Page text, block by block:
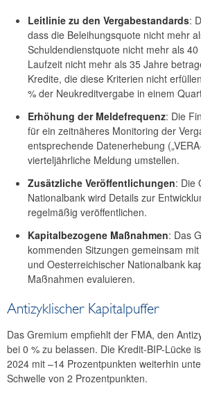
2021
2020
2019
2018
2017
2016
2015
2014
Risikohinweise und Empfehlungen
Strategie
Jahresberichte
Sitzungen
Leitlinie zu den Vergabestandards:
dass die Beleihungsquote nicht mehr
Schuldendienstquote nicht mehr als
Laufzeit nicht mehr als 35 Jahre
Kredite, die diese Kriterien nicht
% der Neukreditvergabe in einem
Erhöhung der Meldefrequenz: Die
für ein zeitnäheres Monitoring der
entsprechende Datenerhebung
vierteljährliche Meldung umstellen.
Zusätzliche Veröffentlichungen: Die
Nationalbank wird Details zur
regelmäßig veröffentlichen.
Kapitalbezogene Maßnahmen: Das
kommenden Sitzungen gemeinsam
und Oesterreichischer Nationalbank
Maßnahmen evaluieren.
Antizyklischer Kapitalpuffer
Das Gremium empfiehlt der FMA, den
bei 0 % zu belassen. Die Kredit-BIP-Lücke
2024 mit –14 Prozentpunkten weiterhin
Schwelle von 2 Prozentpunkten.